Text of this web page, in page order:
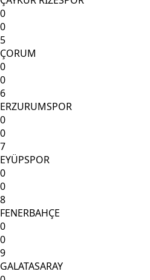
0
0
5
ÇORUM
0
0
6
ERZURUMSPOR
0
0
7
EYÜPSPOR
0
0
8
FENERBAHÇE
0
0
9
GALATASARAY